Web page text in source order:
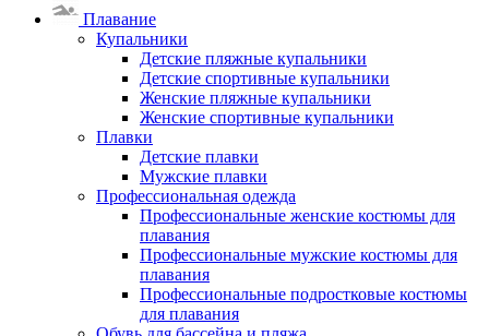
Плавание
Купальники
Детские пляжные купальники
Детские спортивные купальники
Женские пляжные купальники
Женские спортивные купальники
Плавки
Детские плавки
Мужские плавки
Профессиональная одежда
Профессиональные женские костюмы для
плавания
Профессиональные мужские костюмы для
плавания
Профессиональные подростковые костюмы
для плавания